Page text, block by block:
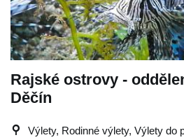
Rajské ostrovy -
Děčín
Výlety, Rodinné výlety, Výlety do